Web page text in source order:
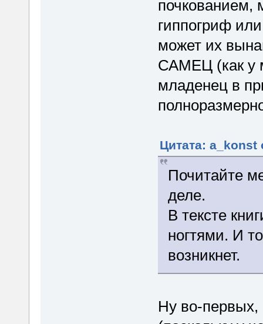
почкованием,
гиппогриф
может их
САМЕЦ (как у
младенец в
Цитата: a_konst
Почитайте
деле.
В тексте
ногтями. И
возникнет.
Ну во-